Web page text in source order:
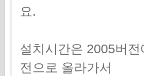
요.
설치시간은 2005버
전으로 올라가서